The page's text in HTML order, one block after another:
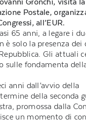
Postale,
all’EUR.
65 anni, a legare i
è solo la presenza dei
Gli attuali
sulle fondamenta
anni dall’avvio della
della seconda
promossa dalla
un momento di